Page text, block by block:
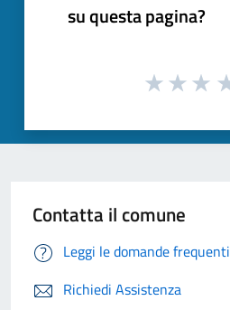
su questa pagina?
Contatta il comune
Leggi le domande frequenti
Richiedi Assistenza